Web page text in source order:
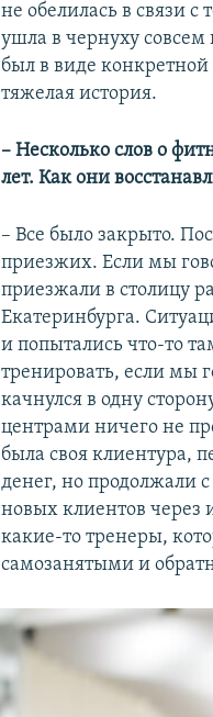
не обелилась в связи
ушла в чернуху
был в виде
тяжелая история.
–​ Несколько слов о
лет. Как они
– Все было закрыто.
приезжих. Если мы
приезжали в столицу
Екатеринбурга.
и попытались что-то
тренировать, если мы
качнулся в одну
центрами ничего не
была своя клиентура,
денег, но продолжали
новых клиентов через
какие-то тренеры,
самозанятыми и